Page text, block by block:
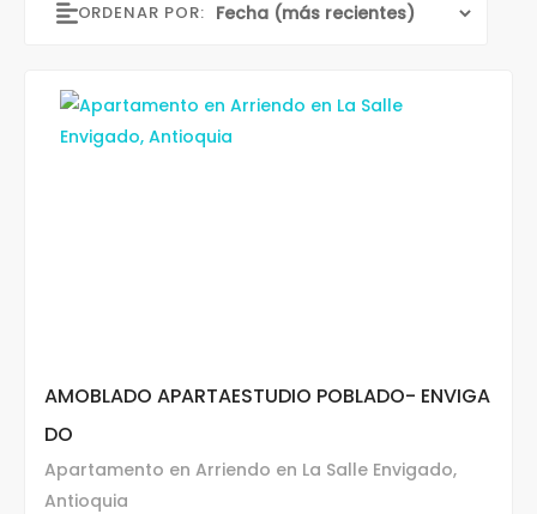
ORDENAR POR:
AMOBLADO APARTAESTUDIO POBLADO- ENVIGA
DO
Apartamento en Arriendo en La Salle Envigado,
Antioquia